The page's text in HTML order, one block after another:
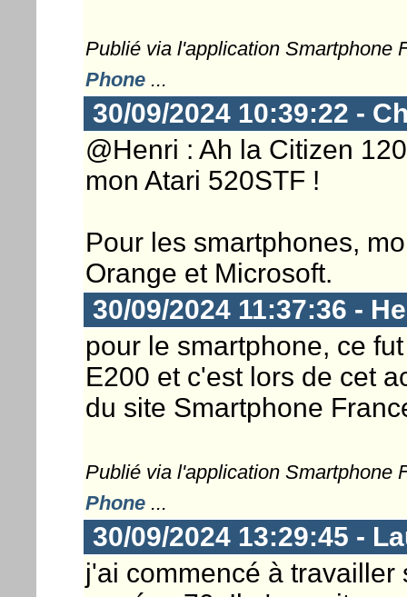
Publié via l'application Smartphone
Phone...
30/09/2024 10:39:22 -
@Henri : Ah la Citizen
mon Atari 520STF !
Pour les smartphones,
Orange et Microsoft.
30/09/2024 11:37:36 -
pour le smartphone, ce
E200 et c'est lors de cet
du site Smartphone
Publié via l'application Smartphone
Phone...
30/09/2024 13:29:45 -
j'ai commencé à